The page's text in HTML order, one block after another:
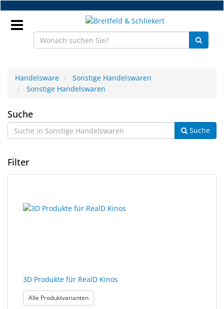
Zum
Hauptinhalt
springen
DE
NEU
Werkstatt
Sport
Me
JustMILO
Handelsware
Sonstige Handelswaren
Sonstige Handelswaren
Sonstige
Handelswaren
Suche
Suche
Filter
Ergebnisse
gerendert.
3D Produkte für RealD Kinos
Alle Produktvarianten: 3D Produkte für RealD Kinos